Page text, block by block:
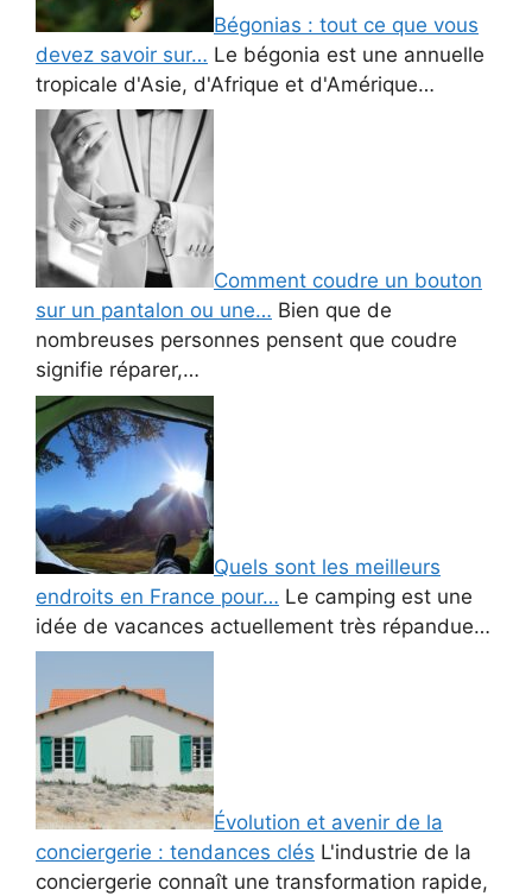
Bégonias : tout ce que vous
devez savoir sur… Le bégonia est une annuelle
tropicale d'Asie, d'Afrique et d'Amérique…
Comment coudre un bouton
sur un pantalon ou une… Bien que de
nombreuses personnes pensent que coudre
signifie réparer,…
Quels sont les meilleurs
endroits en France pour… Le camping est une
idée de vacances actuellement très répandue…
Évolution et avenir de la
conciergerie : tendances clés L'industrie de la
conciergerie connaît une transformation rapide,